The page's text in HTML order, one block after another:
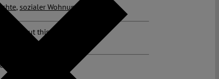
, sozialer Wohnungsbau
about this region: